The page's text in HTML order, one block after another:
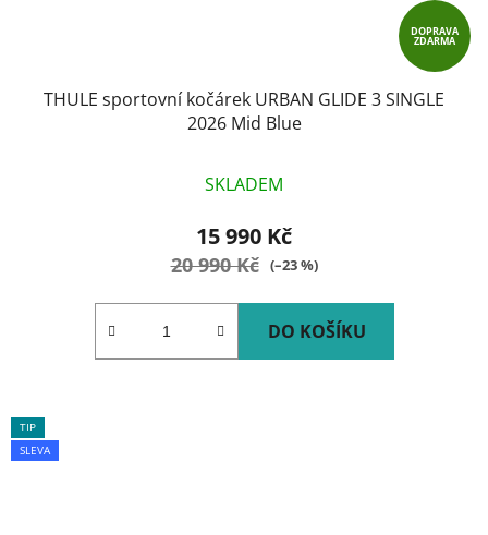
DOPRAVA
ZDARMA
THULE sportovní kočárek URBAN GLIDE 3 SINGLE
2026 Mid Blue
SKLADEM
15 990 Kč
20 990 Kč (–23 %)
DO KOŠÍKU
TIP
SLEVA